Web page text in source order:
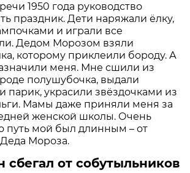
1950 года руководство
праздник. Дети наряжали ёлку,
и играли все
Дедом Морозом взяли
которому приклеили бороду. А
меня. Мне сшили из
полушубочка, выдали
парик, украсили звёздочками из
Мамы даже приняли меня за
женской школы. Очень
путь мой был длинным – от
Мороза.
сбегал от собутыльников